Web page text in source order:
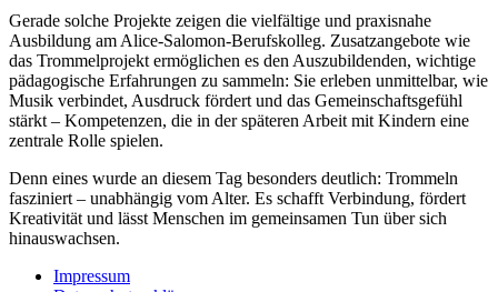
Gerade solche Projekte zeigen die vielfältige und praxisnahe
Ausbildung am Alice-Salomon-Berufskolleg. Zusatzangebote wie
das Trommelprojekt ermöglichen es den Auszubildenden, wichtige
pädagogische Erfahrungen zu sammeln: Sie erleben unmittelbar, wie
Musik verbindet, Ausdruck fördert und das Gemeinschaftsgefühl
stärkt – Kompetenzen, die in der späteren Arbeit mit Kindern eine
zentrale Rolle spielen.
Denn eines wurde an diesem Tag besonders deutlich: Trommeln
fasziniert – unabhängig vom Alter. Es schafft Verbindung, fördert
Kreativität und lässt Menschen im gemeinsamen Tun über sich
hinauswachsen.
Impressum